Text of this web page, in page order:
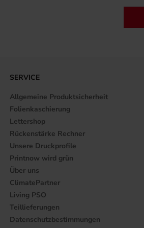
SERVICE
Allgemeine Produktsicherheit
Folienkaschierung
Lettershop
Rückenstärke Rechner
Unsere Druckprofile
Printnow wird grün
Über uns
ClimatePartner
Living PSO
Teillieferungen
Datenschutzbestimmungen